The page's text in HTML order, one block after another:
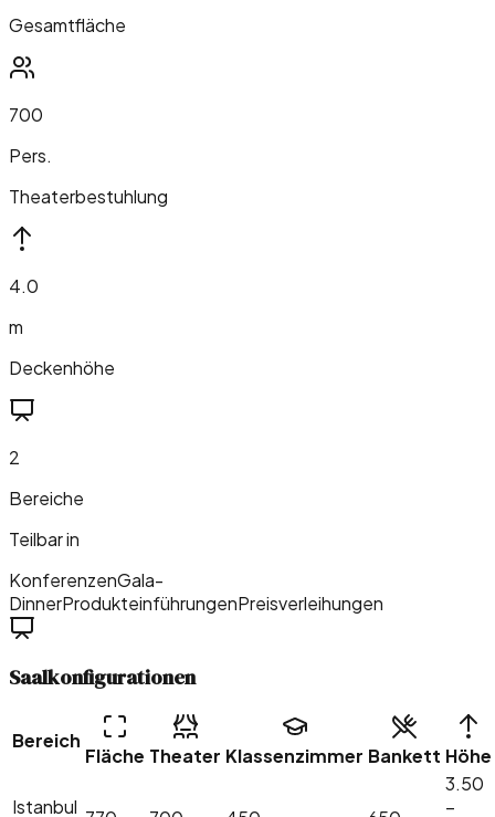
Gesamtfläche
700
Pers.
Theaterbestuhlung
4.0
m
Deckenhöhe
2
Bereiche
Teilbar in
KonferenzenGala-
DinnerProdukteinführungenPreisverleihungen
Saalkonfigurationen
Bereich
Fläche Theater Klassenzimmer Bankett Höhe
Istanbul
3.50
–